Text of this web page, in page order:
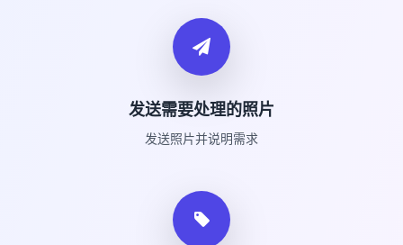
发送需要处理的照片
发送照片并说明需求